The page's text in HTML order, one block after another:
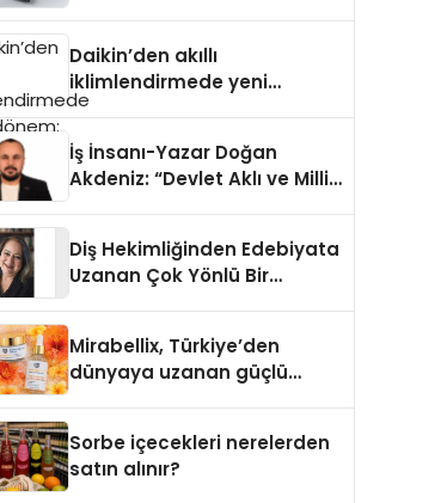
Daikin’den akıllı
iklimlendirmede yeni
dönem: Madoka Plus
İş İnsanı-Yazar Doğan
Akdeniz: “Devlet Aklı ve Milli
Diş Hekimliğinden Edebiyata
Uzanan Çok Yönlü Bir
Mirabellix, Türkiye’den
dünyaya uzanan güçlü
Sorbe içecekleri nerelerden
satın alınır?